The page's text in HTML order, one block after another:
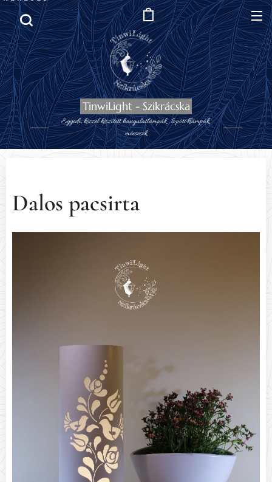
TinwiLight - Szikrácska
Egyedi, kézzel készített hangulatlámpák , lopótöklámpák,,
mécsesek
Dalos pacsirta